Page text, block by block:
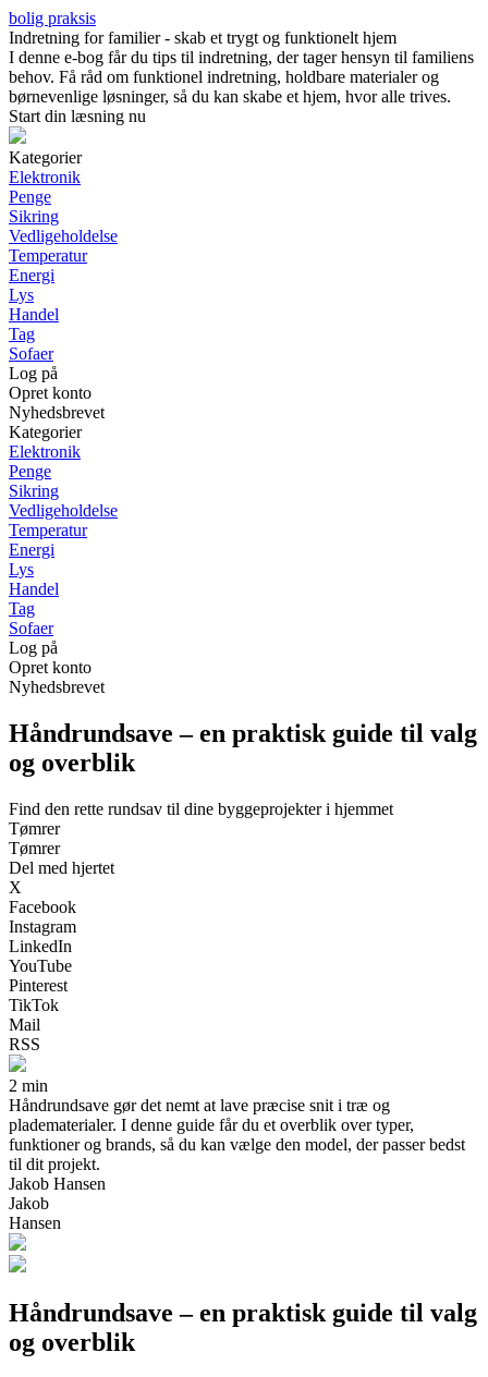
bolig praksis
Indretning for familier - skab et trygt og funktionelt hjem
I denne e-bog får du tips til indretning, der tager hensyn til familiens
behov. Få råd om funktionel indretning, holdbare materialer og
børnevenlige løsninger, så du kan skabe et hjem, hvor alle trives.
Start din læsning nu
Kategorier
Elektronik
Penge
Sikring
Vedligeholdelse
Temperatur
Energi
Lys
Handel
Tag
Sofaer
Log på
Opret konto
Nyhedsbrevet
Kategorier
Elektronik
Penge
Sikring
Vedligeholdelse
Temperatur
Energi
Lys
Handel
Tag
Sofaer
Log på
Opret konto
Nyhedsbrevet
Håndrundsave – en praktisk guide til valg
og overblik
Find den rette rundsav til dine byggeprojekter i hjemmet
Tømrer
Tømrer
Del med hjertet
X
Facebook
Instagram
LinkedIn
YouTube
Pinterest
TikTok
Mail
RSS
2 min
Håndrundsave gør det nemt at lave præcise snit i træ og
pladematerialer. I denne guide får du et overblik over typer,
funktioner og brands, så du kan vælge den model, der passer bedst
til dit projekt.
Jakob Hansen
Jakob
Hansen
Håndrundsave – en praktisk guide til valg
og overblik